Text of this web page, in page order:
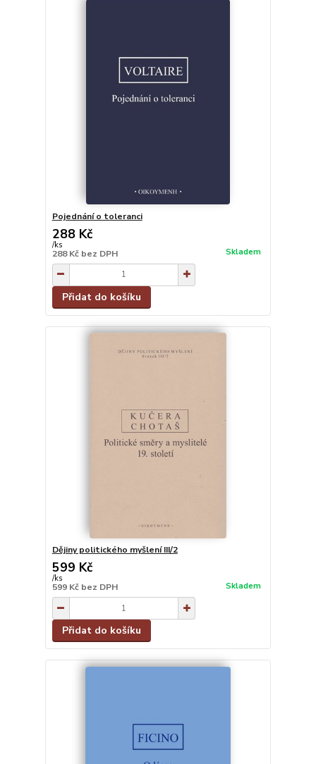
Pojednání o toleranci
288 Kč
/ks
288 Kč bez DPH Skladem
Přidat do košíku
Dějiny politického myšlení III/2
599 Kč
/ks
599 Kč bez DPH Skladem
Přidat do košíku